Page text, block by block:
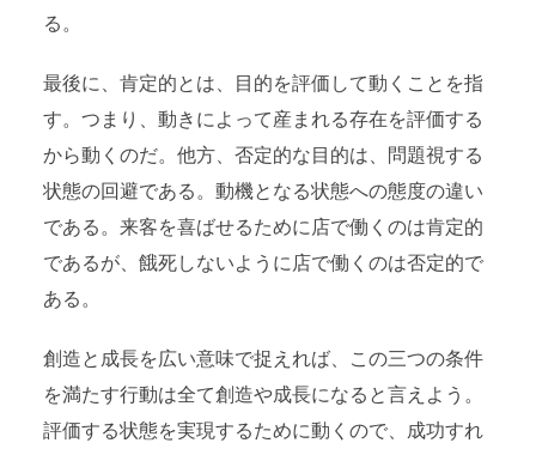
る。
最後に、肯定的とは、目的を評価して動くことを指
す。つまり、動きによって産まれる存在を評価する
から動くのだ。他方、否定的な目的は、問題視する
状態の回避である。動機となる状態への態度の違い
である。来客を喜ばせるために店で働くのは肯定的
であるが、餓死しないように店で働くのは否定的で
ある。
創造と成長を広い意味で捉えれば、この三つの条件
を満たす行動は全て創造や成長になると言えよう。
評価する状態を実現するために動くので、成功すれ